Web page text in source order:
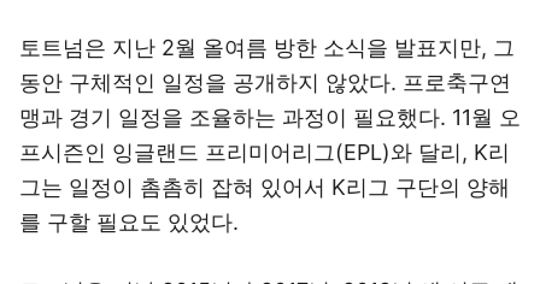
토트넘은 지난 2월 올여름 방한 소식을 발표지만, 그
동안 구체적인 일정을 공개하지 않았다. 프로축구연
맹과 경기 일정을 조율하는 과정이 필요했다. 11월 오
프시즌인 잉글랜드 프리미어리그(EPL)와 달리, K리
그는 일정이 촘촘히 잡혀 있어서 K리그 구단의 양해
를 구할 필요도 있었다.